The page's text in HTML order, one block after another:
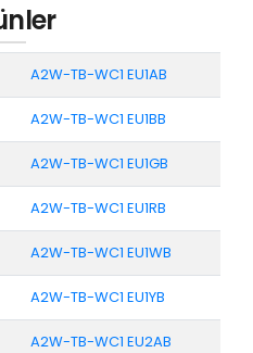
A2W-TB-WC1 EU1AB
A2W-TB-WC1 EU1BB
A2W-TB-WC1 EU1GB
A2W-TB-WC1 EU1RB
A2W-TB-WC1 EU1WB
A2W-TB-WC1 EU1YB
A2W-TB-WC1 EU2AB